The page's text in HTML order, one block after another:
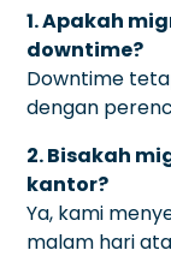
1. Apakah
downtime?
Downtime
dengan
2. Bisakah
kantor?
Ya, kami
malam hari